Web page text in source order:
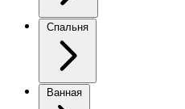
Спальня
Ванная